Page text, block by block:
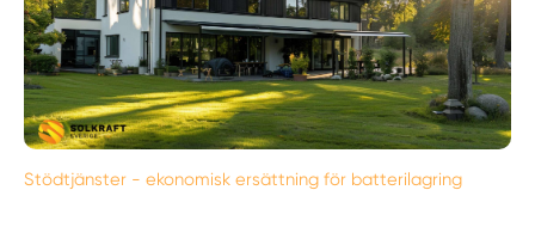
Stödtjänster - ekonomisk ersättning för batterilagring